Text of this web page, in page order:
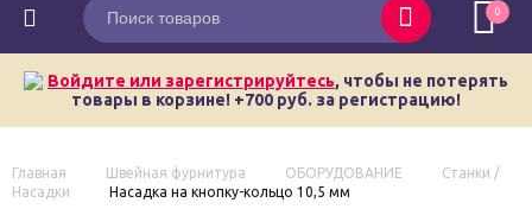
0
Войдите или зарегистрируйтесь, чтобы не потерять
товары в корзине! +700 руб. за регистрацию!
Главная Швейная фурнитура ОБОРУДОВАНИЕ
Станки /
Насадки
Насадка на кнопку-кольцо 10,5 мм